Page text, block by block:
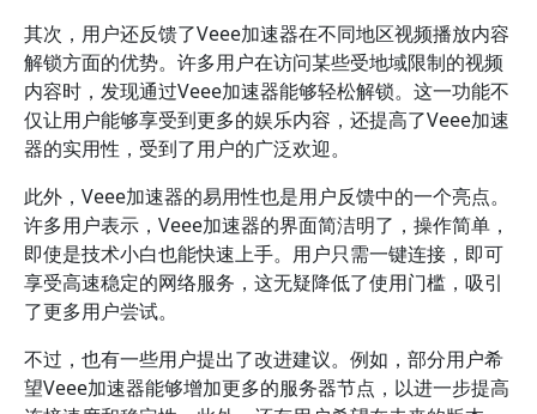
其次，用户还反馈了Veee加速器在不同地区视频播放内容
解锁方面的优势。许多用户在访问某些受地域限制的视频
内容时，发现通过Veee加速器能够轻松解锁。这一功能不
仅让用户能够享受到更多的娱乐内容，还提高了Veee加速
器的实用性，受到了用户的广泛欢迎。
此外，Veee加速器的易用性也是用户反馈中的一个亮点。
许多用户表示，Veee加速器的界面简洁明了，操作简单，
即使是技术小白也能快速上手。用户只需一键连接，即可
享受高速稳定的网络服务，这无疑降低了使用门槛，吸引
了更多用户尝试。
不过，也有一些用户提出了改进建议。例如，部分用户希
望Veee加速器能够增加更多的服务器节点，以进一步提高